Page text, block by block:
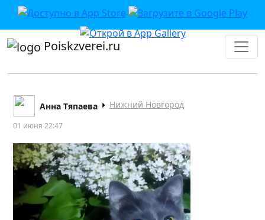
Poiskzverei.ru
Анна Тяпаева Нижний Новгород
01 июня 22:47